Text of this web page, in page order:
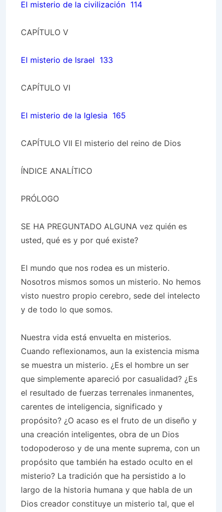
El misterio de la civilización 114
CAPÍTULO V
El misterio de Israel 133
CAPÍTULO VI
El misterio de la Iglesia 165
CAPÍTULO VII El misterio del reino de Dios
ÍNDICE ANALÍTICO
PRÓLOGO
SE HA PREGUNTADO ALGUNA vez quién es
usted, qué es y por qué existe?
El mundo que nos rodea es un misterio.
Nosotros mismos somos un misterio. No hemos
visto nuestro propio cerebro, sede del intelecto
y de todo lo que somos.
Nuestra vida está envuelta en misterios.
Cuando reflexionamos, aun la existencia misma
se muestra un misterio. ¿Es el hombre un ser
que simplemente apareció por casualidad? ¿Es
el resultado de fuerzas terrenales inmanentes,
carentes de inteligencia, significado y
propósito? ¿O acaso es el fruto de un diseño y
una creación inteligentes, obra de un Dios
todopoderoso y de una mente suprema, con un
propósito que también ha estado oculto en el
misterio? La tradición que ha persistido a lo
largo de la historia humana y que habla de un
Dios creador constituye un misterio tal, que el